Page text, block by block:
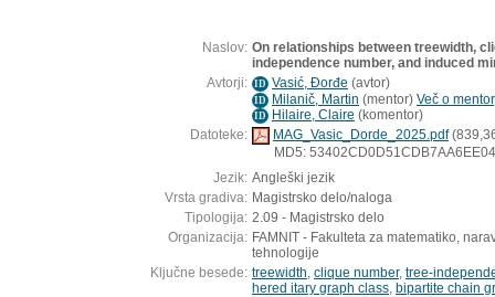
Naslov: On relationships between treewidth,
independence number, and induced
Avtorji: ID Vasić, Ðorđe (avtor)
ID Milanič, Martin (mentor) Več o
ID Hilaire, Claire (komentor)
Datoteke:
MAG_Vasic_Dorde_2025.pdf
MD5:
Jezik: Angleški jezik
Vrsta gradiva: Magistrsko delo/naloga
Tipologija: 2.09 - Magistrsko delo
Organizacija: FAMNIT - Fakulteta za matematiko,
tehnologije
Ključne besede: treewidth clique number, tree-
hered itary graph class bipartite chain